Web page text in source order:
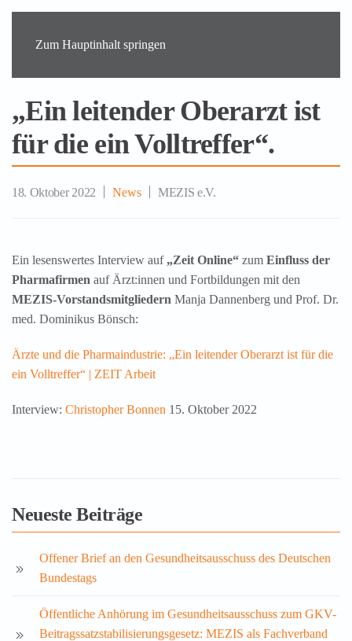
Zum Hauptinhalt springen
„Ein leitender Oberarzt ist
für die ein Volltreffer“.
18. Oktober 2022 News MEZIS e.V.
Ein lesenswertes Interview auf „Zeit Online“ zum Einfluss der
Pharmafirmen auf Ärzt:innen und Fortbildungen mit den
MEZIS-Vorstandsmitgliedern Manja Dannenberg und Prof. Dr.
med. Dominikus Bönsch:
Ärzte und die Pharmaindustrie: „Ein leitender Oberarzt ist für die
ein Volltreffer“ | ZEIT Arbeit
Interview: Christopher Bonnen 15. Oktober 2022
Neueste Beiträge
Offener Brief an den Gesundheitsausschuss des Deutschen
Bundestags
Öffentliche Anhörung im Gesundheitsausschuss zum GKV-
Beitragssatzstabilisierungsgesetz: MEZIS als Fachverband